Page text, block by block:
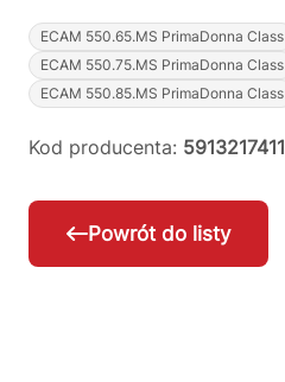
ECAM 550.65.MS PrimaDonna Class
ECAM 550.75.MS PrimaDonna Class
ECAM 550.85.MS PrimaDonna Class
Kod producenta: 5913217411
Powrót do listy